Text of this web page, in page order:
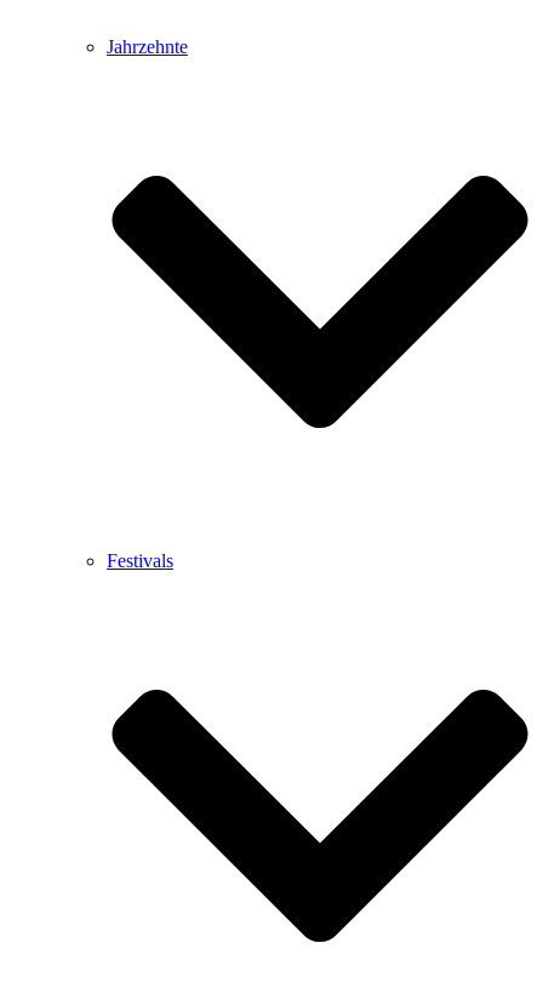
Jahrzehnte
Festivals